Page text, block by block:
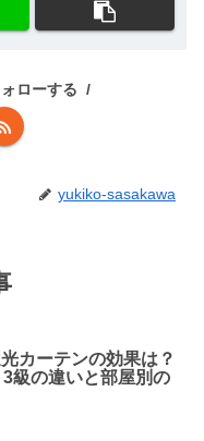
ローする
yukiko-sasakawa
光カーテンの効果は？
級の違いと部屋別の